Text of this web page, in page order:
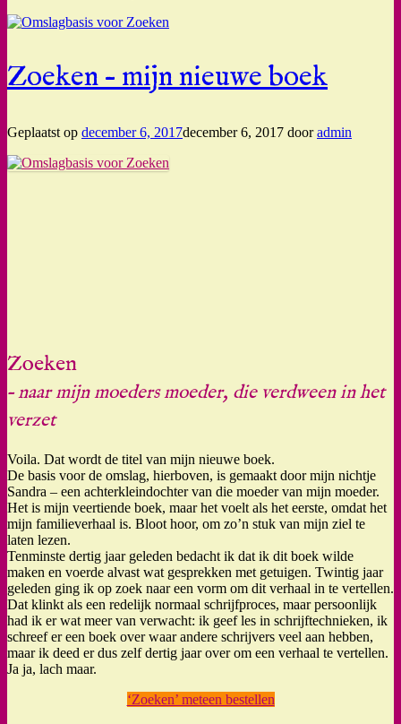
Zoeken – mijn nieuwe boek
Geplaatst op december 6, 2017december 6, 2017 dooradmin
Zoeken
– naar mijn moeders moeder, die verdween in het
verzet
Voila. Dat wordt de titel van mijn nieuwe boek.
De basis voor de omslag, hierboven, is gemaakt door mijn nichtje
Sandra – een achterkleindochter van die moeder van mijn moeder.
Het is mijn veertiende boek, maar het voelt als het eerste, omdat het
mijn familieverhaal is. Bloot hoor, om zo’n stuk van mijn ziel te
laten lezen.
Tenminste dertig jaar geleden bedacht ik dat ik dit boek wilde
maken en voerde alvast wat gesprekken met getuigen. Twintig jaar
geleden ging ik op zoek naar een vorm om dit verhaal in te vertellen.
Dat klinkt als een redelijk normaal schrijfproces, maar persoonlijk
had ik er wat meer van verwacht: ik geef les in schrijftechnieken, ik
schreef er een boek over waar andere schrijvers veel aan hebben,
maar ik deed er dus zelf dertig jaar over om een verhaal te vertellen.
Ja ja, lach maar.
‘Zoeken’ meteen bestellen